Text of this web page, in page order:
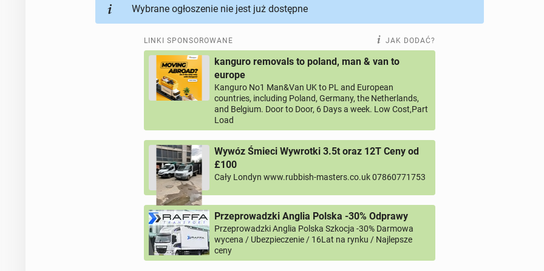
Wybrane ogłoszenie nie jest już dostępne
LINKI SPONSOROWANE JAK DODAĆ?
kanguro removals to poland, man & van to
europe
Kanguro No1 Man&Van UK to PL and European
countries, including Poland, Germany, the Netherlands,
and Belgium. Door to Door, 6 Days a week. Low Cost,Part
Load
Wywóz Śmieci Wywrotki 3.5t oraz 12T Ceny od
£100
Cały Londyn www.rubbish-masters.co.uk 07860771753
Przeprowadzki Anglia Polska -30% Odprawy
Przeprowadzki Anglia Polska Szkocja -30% Darmowa
wycena / Ubezpieczenie / 16Lat na rynku / Najlepsze
ceny